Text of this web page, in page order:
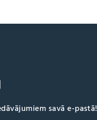
savā e-pastā!